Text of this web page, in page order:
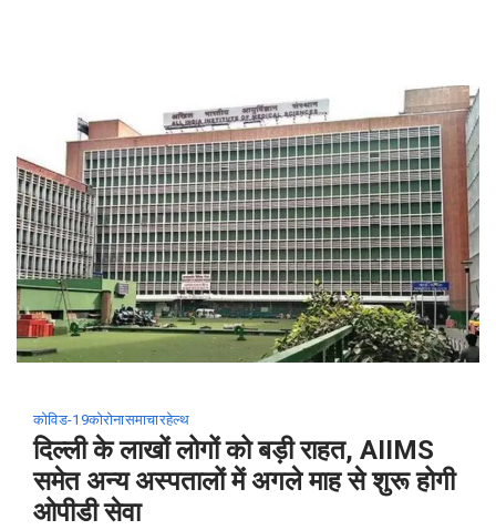
खुलासा,
वैक्सीन
लगवाने
वालों
को
डेल्टा
वैरिएंट
से
मौत
का
कम
कोविड-19कोरोनासमाचारहेल्थ
दिल्ली के लाखों लोगों को बड़ी राहत, AIIMS
समेत अन्य अस्पतालों में अगले माह से शुरू होगी
ओपीडी सेवा